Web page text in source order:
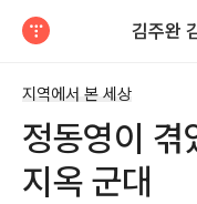
김주완
지역에서 본 세상
정동영이 겪
지옥 군대